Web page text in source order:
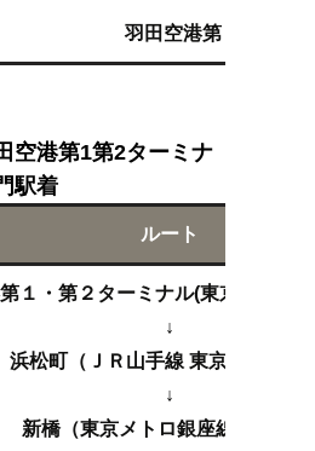
羽田空港第１ターミ
空港第1第2ターミナ
駅着
ルート
１・第２ターミナル(東京モノレ
↓
浜松町（ＪＲ山手線 東京,上野方面
↓
新橋（東京メトロ銀座線 渋谷行